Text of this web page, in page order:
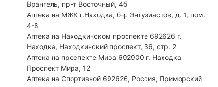
Врангель, пр-т Восточный, 4б
Аптека на МЖК г.Находка, б-р Энтузиастов, д. 1, пом.
4-8
Аптека на Находкинском проспекте 692626 г.
Находка, Находкинский проспект, 36, стр. 2
Аптека на проспекте Мира 692900 г. Находка,
Проспект Мира, 12
Аптека на Спортивной 692626, Россия, Приморский